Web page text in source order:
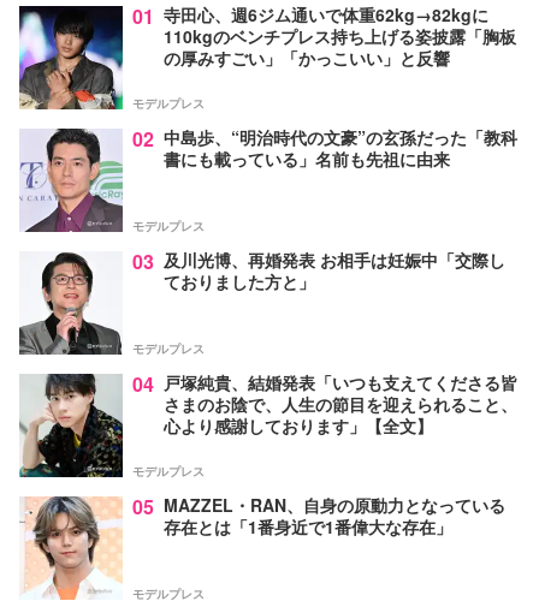
01 寺田心、週6ジム通いで体重62kg→82kgに
110kgのベンチプレス持ち上げる姿披露「胸板
の厚みすごい」「かっこいい」と反響
モデルプレス
02 中島歩、“明治時代の文豪”の玄孫だった「教科
書にも載っている」名前も先祖に由来
モデルプレス
03 及川光博、再婚発表 お相手は妊娠中「交際し
ておりました方と」
モデルプレス
04 戸塚純貴、結婚発表「いつも支えてくださる皆
さまのお陰で、人生の節目を迎えられること、
心より感謝しております」【全文】
モデルプレス
05 MAZZEL・RAN、自身の原動力となっている
存在とは「1番身近で1番偉大な存在」
モデルプレス